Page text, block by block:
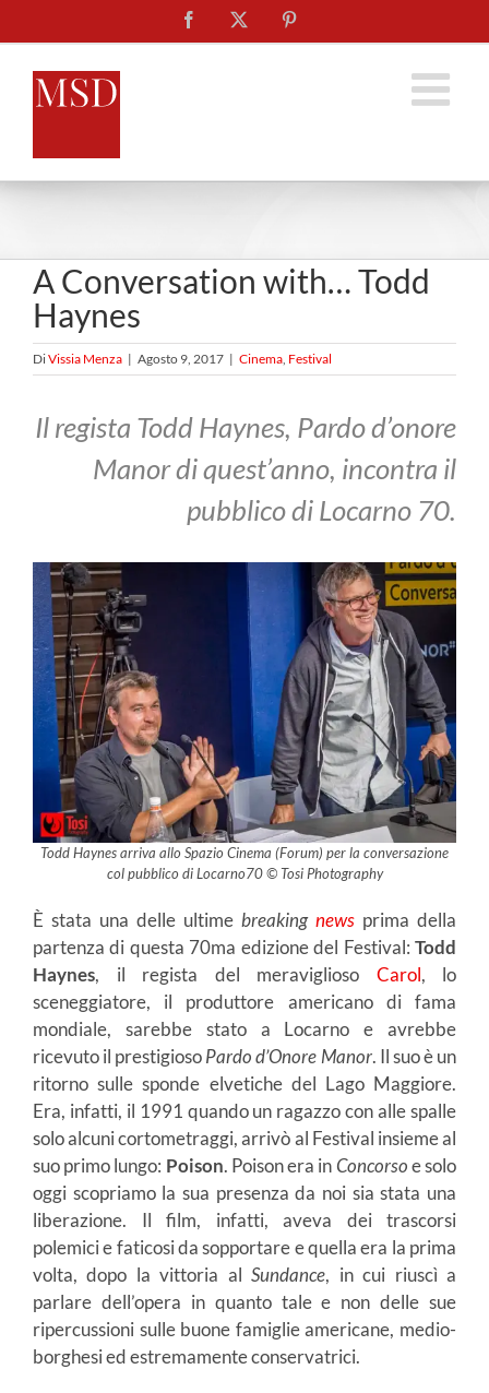
al
contenuto
Facebook
A Conversation with… Todd
Haynes
DiVissia Menza | Agosto 9, 2017 | Cinema, Festival
Il regista Todd Haynes, Pardo d’onore
Manor di quest’anno, incontra il
pubblico di Locarno 70.
Todd Haynes arriva allo Spazio Cinema (Forum) per la conversazione
col pubblico di Locarno70 © Tosi Photography
È stata una delle ultime breaking news prima della
partenza di questa 70ma edizione del Festival: Todd
Haynes, il regista del meraviglioso Carol, lo
sceneggiatore, il produttore americano di fama
mondiale, sarebbe stato a Locarno e avrebbe
ricevuto il prestigiosoPardo d’Onore Manor. Il suo è un
ritorno sulle sponde elvetiche del Lago Maggiore.
Era, infatti, il 1991 quando un ragazzo con alle spalle
solo alcuni cortometraggi, arrivò al Festival insieme al
suo primo lungo: Poison. Poison era inConcorsoe solo
oggi scopriamo la sua presenza da noi sia stata una
liberazione. Il film, infatti, aveva dei trascorsi
polemici e faticosi da sopportare e quella era la prima
volta, dopo la vittoria alSundance, in cui riuscì a
parlare dell’opera in quanto tale e non delle sue
ripercussioni sulle buone famiglie americane, medio-
borghesi ed estremamente conservatrici.